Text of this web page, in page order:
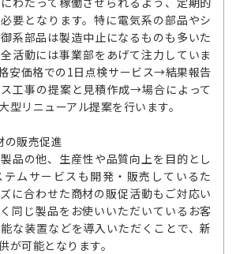
要となります。特に電気系の部品やシ
系部品は製造中止になるものも多いた
活動には事業部をあげて注力していま
安価格での1日点検サービス→結果報告
工事の提案と見積作成→場合によって
型リニューアル提案を行います。
の販売促進
品の他、生産性や品質向上を目的とし
ムサービスも開発・販売しているた
に合わせた商材の販促活動もご対応い
同じ製品をお使いいただいているお客
な装置などを導入いただくことで、新
が可能となります。